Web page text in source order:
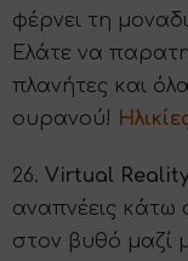
φέρνει τη
Ελάτε να
πλανήτες και
ουρανού!
26. Virtual Reality
αναπνέεις κάτω
στον βυθό μαζί